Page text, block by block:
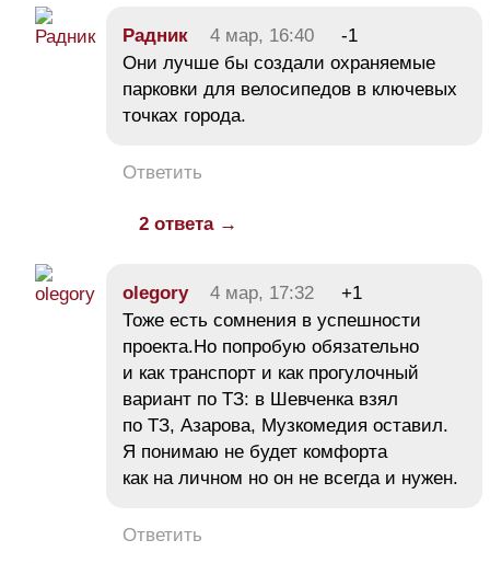
Радник 4 мар, 16:40
-1
Они лучше бы создали охраняемые
парковки для велосипедов в ключевых
точках города.
Ответить
2 ответа →
olegory 4 мар, 17:32
+1
Тоже есть сомнения в успешности
проекта.Но попробую обязательно
и как транспорт и как прогулочный
вариант по ТЗ: в Шевченка взял
по ТЗ, Азарова, Музкомедия оставил.
Я понимаю не будет комфорта
как на личном но он не всегда и нужен.
Ответить